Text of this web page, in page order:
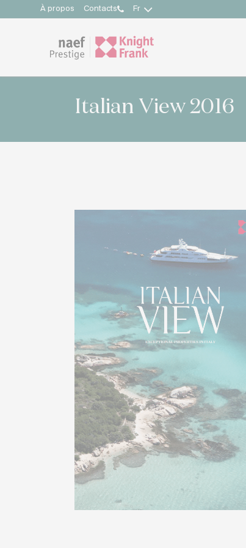
À propos Contacts Fr
Italian View 2016